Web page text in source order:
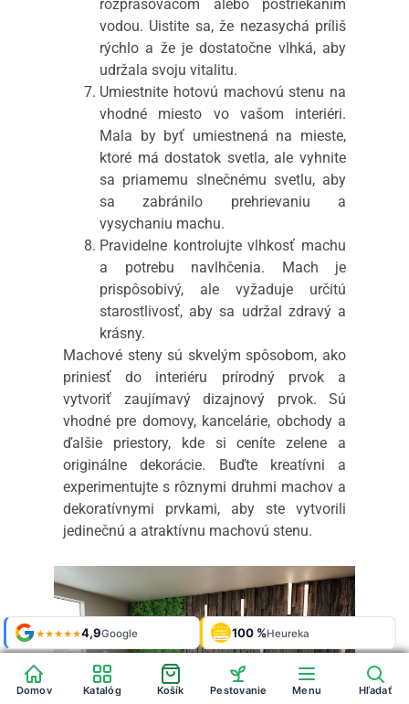
rozprašovačom alebo postriekaním
vodou. Uistite sa, že nezasychá príliš
rýchlo a že je dostatočne vlhká, aby
udržala svoju vitalitu.
Umiestnite hotovú machovú stenu na
vhodné miesto vo vašom interiéri.
Mala by byť umiestnená na mieste,
ktoré má dostatok svetla, ale vyhnite
sa priamemu slnečnému svetlu, aby
sa zabránilo prehrievaniu a
vysychaniu machu.
Pravidelne kontrolujte vlhkosť machu
a potrebu navlhčenia. Mach je
prispôsobivý, ale vyžaduje určitú
starostlivosť, aby sa udržal zdravý a
krásny.
Machové steny sú skvelým spôsobom, ako
priniesť do interiéru prírodný prvok a
vytvoriť zaujímavý dizajnový prvok. Sú
vhodné pre domovy, kancelárie, obchody a
ďalšie priestory, kde si ceníte zelene a
originálne dekorácie. Buďte kreatívni a
experimentujte s rôznymi druhmi machov a
dekoratívnymi prvkami, aby ste vytvorili
jedinečnú a atraktívnu machovú stenu.
★★★★★4,9Google OVĚŘENO
ZÁKAZNÍKY
Heureka 100 %Heureka
Shop roku'24 + '25 Galerie925 fotek
Domov Katalóg Košík Pestovanie Menu Hľadať
★★★★★4,9Google OVĚŘENO
ZÁKAZNÍKY
Heureka 100 %Heureka
Shop roku'24 + '25 Galerie925 fotek
Domov Katalóg Košík Pestovanie Menu Hľadať